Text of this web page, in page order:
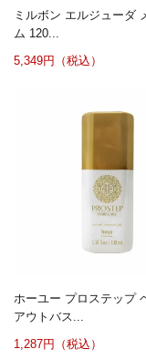
ミルボン エルジューダ
ム 120...
5,349円（税込）
ホーユー プロステップ
アウトバス...
1,287円（税込）